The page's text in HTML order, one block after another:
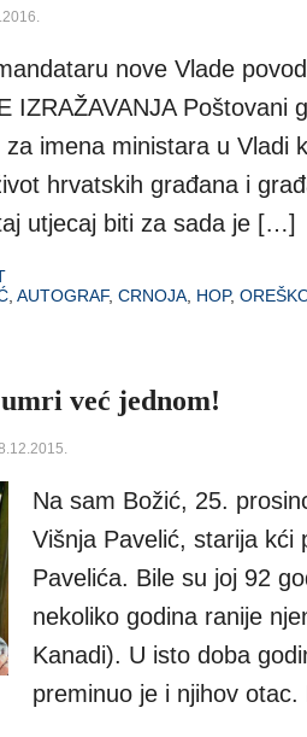
nove Vlade
IZRAŽAVANJA Poštovani
imena ministara u Vladi
hrvatskih građana i
utjecaj biti za sada je […]
AUTOGRAF, CRNOJA HOP,
već jednom!
Na sam Božić, 25.
Višnja Pavelić, starija kći
Pavelića. Bile su joj 92
nekoliko godina ranije
Kanadi). U isto doba
preminuo je i njihov